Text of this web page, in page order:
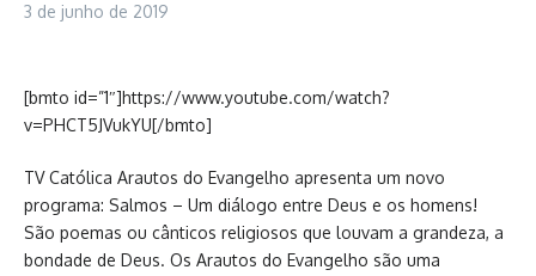
3 de junho de 2019
[bmto id=”1″]https://www.youtube.com/watch?
v=PHCT5JVukYU[/bmto]
TV Católica Arautos do Evangelho apresenta um novo
programa: Salmos – Um diálogo entre Deus e os homens!
São poemas ou cânticos religiosos que louvam a grandeza, a
bondade de Deus. Os Arautos do Evangelho são uma